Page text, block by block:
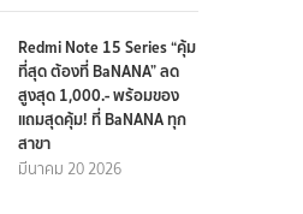
Redmi Note 15 Series “คุ้ม
ที่สุด ต้องที่ BaNANA” ลด
สูงสุด 1,000.- พร้อมของ
แถมสุดคุ้ม! ที่ BaNANA ทุก
สาขา
มีนาคม 20 2026